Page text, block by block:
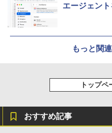
エージェン
もっと関
トップペ
おすすめ記事